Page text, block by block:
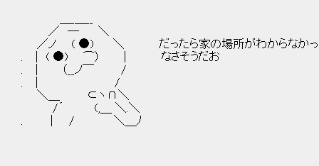
／ ― ＼
／ノ ( ●) ＼ だったら家の場所がわからなかっ
. ｜ ( ●) ⌒） | なさそうだお
. ｜ （__ノ￣ /
. ｜ /
＼＿ ⊂ヽ∩＼
/´ (,＿ ＼.＼
. | / ＼＿ﾉ